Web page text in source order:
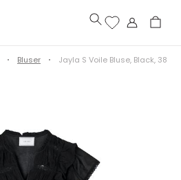
Bluser Jayla S Voile Bluse, Black, 38